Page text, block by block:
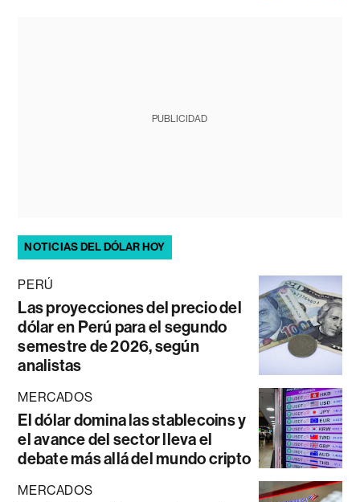
PUBLICIDAD
NOTICIAS DEL DÓLAR HOY
PERÚ
Las proyecciones del precio del
dólar en Perú para el segundo
semestre de 2026, según
analistas
MERCADOS
El dólar domina las stablecoins y
el avance del sector lleva el
debate más allá del mundo cripto
MERCADOS